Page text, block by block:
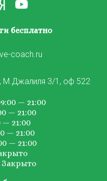
бесплатно
coach.ru
М.Джалиля 3/1, оф 522
— 21:00
— 21:00
— 21:00
— 21:00
— 21:00
Закрыто